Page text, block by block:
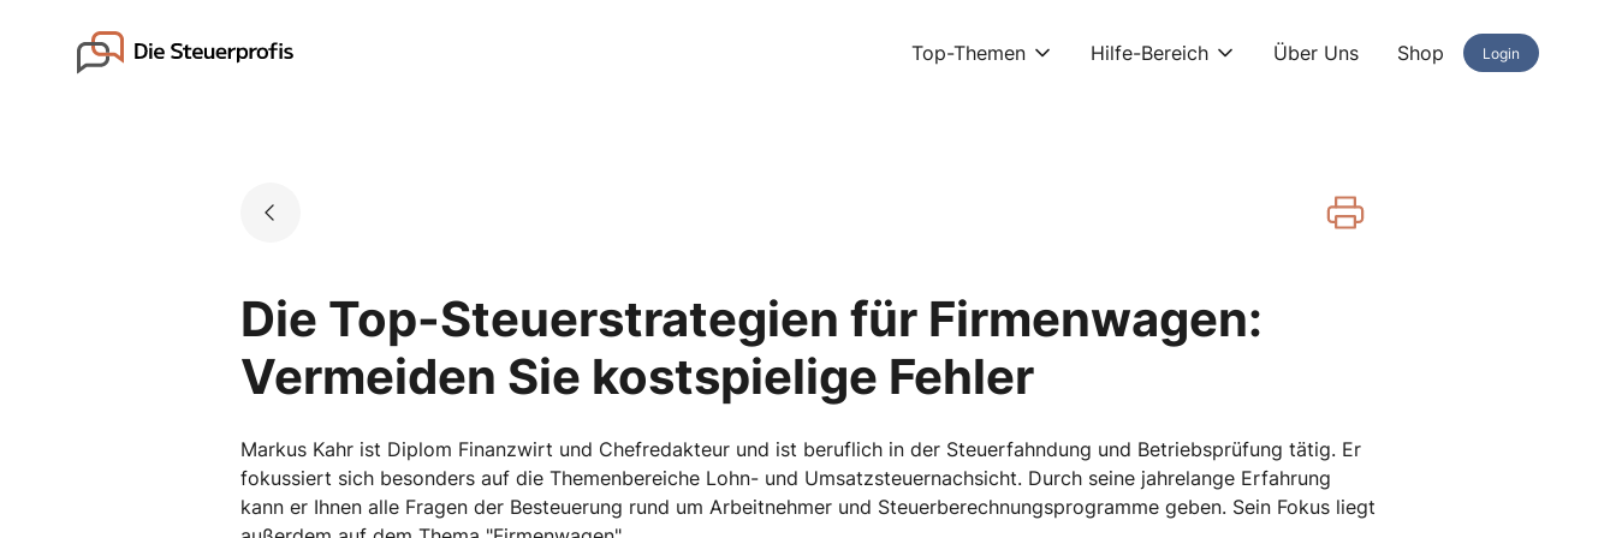
Go to landing page. Top-Themen Hilfe-Bereich Über Uns Shop Login
Die Top-Steuerstrategien für Firmenwagen:
Vermeiden Sie kostspielige Fehler
Markus Kahr ist Diplom Finanzwirt und Chefredakteur und ist beruflich in der Steuerfahndung und Betriebsprüfung tätig. Er
fokussiert sich besonders auf die Themenbereiche Lohn- und Umsatzsteuernachsicht. Durch seine jahrelange Erfahrung
kann er Ihnen alle Fragen der Besteuerung rund um Arbeitnehmer und Steuerberechnungsprogramme geben. Sein Fokus liegt